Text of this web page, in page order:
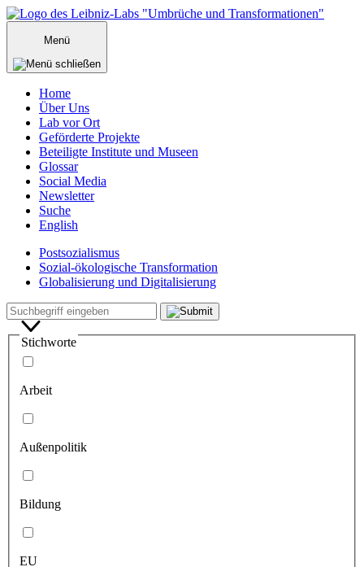
Zum
Inhalt
springenMenü
Home
Über Uns
Lab vor Ort
Geförderte Projekte
Beteiligte Institute und Museen
Glossar
Social Media
Newsletter
Suche
English
Postsozialismus
Sozial-ökologische Transformation
Globalisierung und Digitalisierung
Menü
schließen
Suche
Suchbegriff
Stichworte
Arbeit
Außenpolitik
Bildung
EU